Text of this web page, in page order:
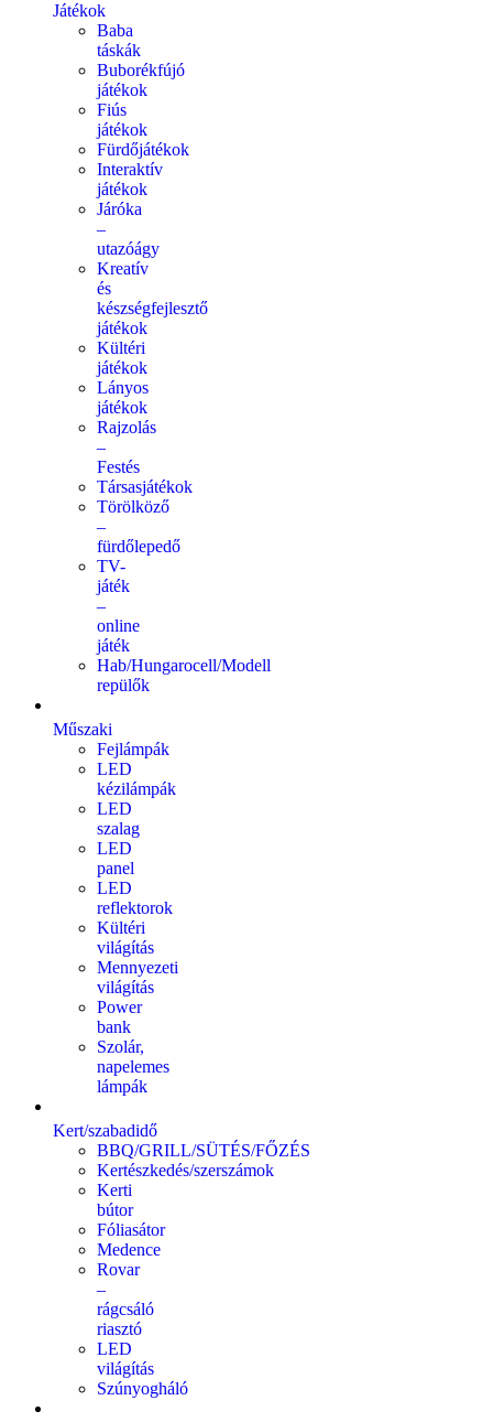
Játékok
Baba
táskák
Buborékfújó
játékok
Fiús
játékok
Fürdőjátékok
Interaktív
játékok
Járóka
–
utazóágy
Kreatív
és
készségfejlesztő
játékok
Kültéri
játékok
Lányos
játékok
Rajzolás
–
Festés
Társasjátékok
Törölköző
–
fürdőlepedő
TV-
játék
–
online
játék
Hab/Hungarocell/Modell
repülők
Műszaki
Fejlámpák
LED
kézilámpák
LED
szalag
LED
panel
LED
reflektorok
Kültéri
világítás
Mennyezeti
világítás
Power
bank
Szolár,
napelemes
lámpák
Kert/szabadidő
BBQ/GRILL/SÜTÉS/FŐZÉS
Kertészkedés/szerszámok
Kerti
bútor
Fóliasátor
Medence
Rovar
–
rágcsáló
riasztó
LED
világítás
Szúnyogháló